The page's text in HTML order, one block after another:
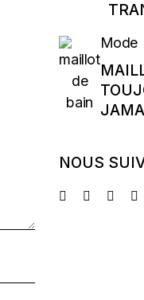
Mode
NOUS